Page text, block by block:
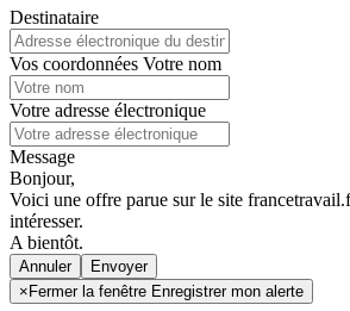
Destinataire
Vos coordonnées Votre nom
Votre adresse électronique
Message
Bonjour,
Voici une offre parue sur le site
intéresser.
A bientôt.
Annuler
× Fermer la fenêtre Enregistrer mon alerte